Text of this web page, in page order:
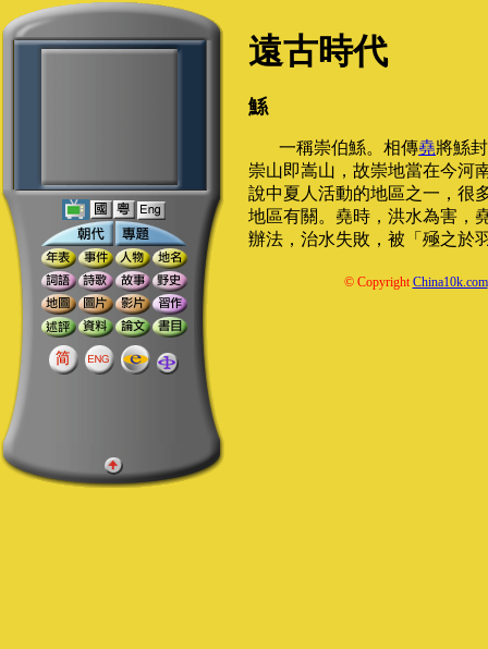
遠古時代
鯀
一稱崇伯鯀。相傳堯將鯀
崇山即嵩山，故崇地當在今河
說中夏人活動的地區之一，很
地區有關。堯時，洪水為害，
辦法，治水失敗，被「殛之於
© CopyrightChina10k.com